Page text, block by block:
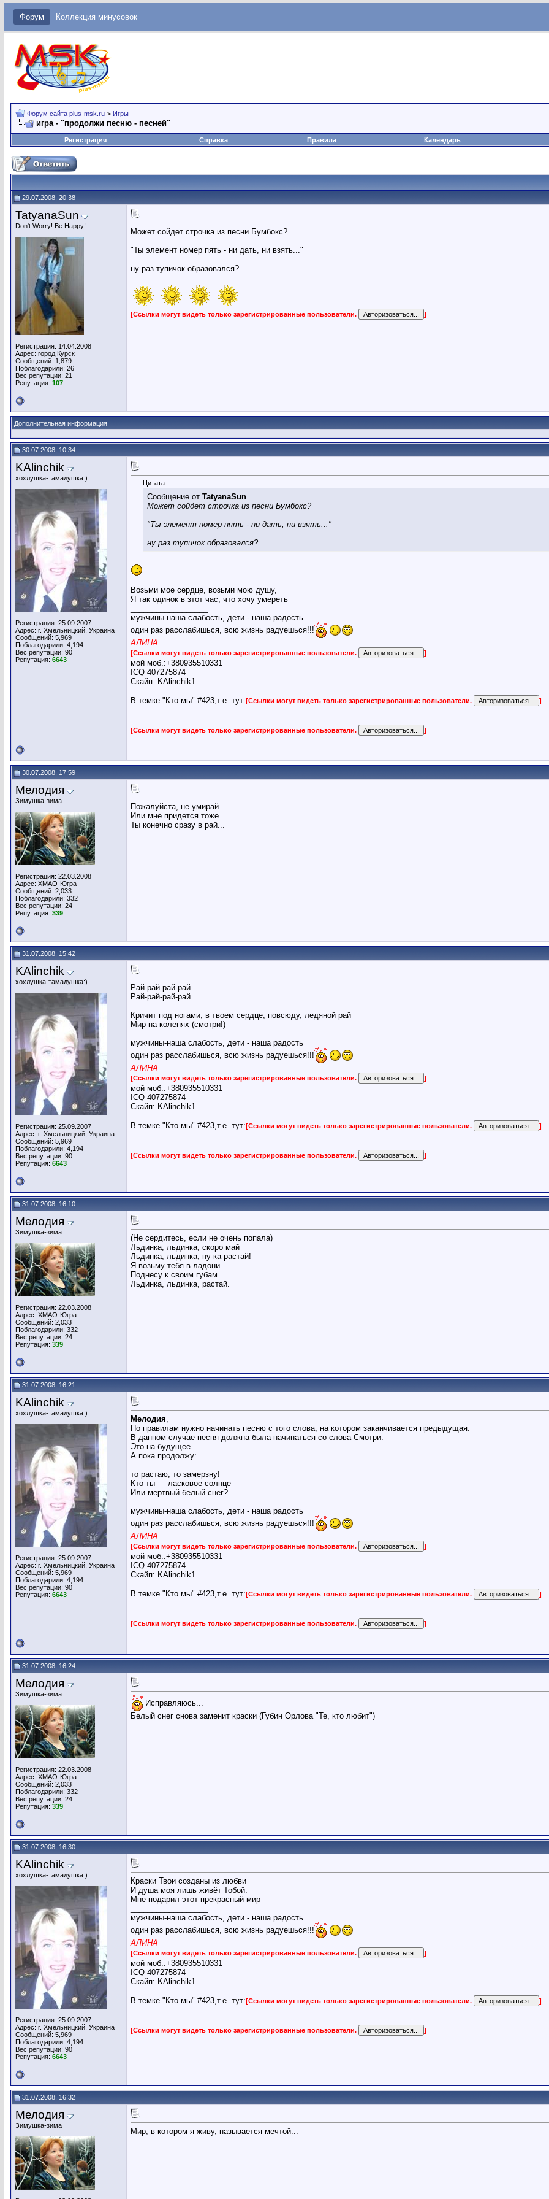
Форум Коллекция минусовок
Форум сайта plus-msk.ru > Игры
игра - "продолжи песню - песней"
Регистрация Справка Правила Календарь
29.07.2008, 20:38
TatyanaSun
Don't Worry! Be Happy!
Регистрация: 14.04.2008
Адрес: город Курск
Сообщений: 1,879
Поблагодарили: 26
Вес репутации: 21
Репутация: 107
Может сойдет строчка из песни Бумбокс?
"Ты элемент номер пять - ни дать, ни взять..."
ну раз тупичок образовался?
[Ссылки могут видеть только зарегистрированные пользователи. ]
Дополнительная информация
30.07.2008, 10:34
KAlinchik
хохлушка-тамадушка:)
Регистрация: 25.09.2007
Адрес: г. Хмельницкий, Украина
Сообщений: 5,969
Поблагодарили: 4,194
Вес репутации: 90
Репутация: 6643
Цитата:
Сообщение от TatyanaSun
Может сойдет строчка из песни Бумбокс?
"Ты элемент номер пять - ни дать, ни взять..."
ну раз тупичок образовался?
Возьми мое сеpдце, возьми мою душу,
Я так одинок в зтот час, что хочу умеpеть
мужчины-наша слабость, дети - наша радость
один раз расслабишься, всю жизнь радуешься!!!
АЛИНА
[Ссылки могут видеть только зарегистрированные пользователи. ]
мой моб.:+380935510331
ICQ 407275874
Скайп: KAlinchik1
В темке "Кто мы" #423,т.е. тут: [Ссылки могут видеть только зарегистрированные пользователи. ]
[Ссылки могут видеть только зарегистрированные пользователи. ]
30.07.2008, 17:59
Мелодия
Зимушка-зима
Регистрация: 22.03.2008
Адрес: ХМАО-Югра
Сообщений: 2,033
Поблагодарили: 332
Вес репутации: 24
Репутация: 339
Пожалуйста, не умирай
Или мне придется тоже
Ты конечно сразу в рай...
31.07.2008, 15:42
KAlinchik
хохлушка-тамадушка:)
Регистрация: 25.09.2007
Адрес: г. Хмельницкий, Украина
Сообщений: 5,969
Поблагодарили: 4,194
Вес репутации: 90
Репутация: 6643
Рай-рай-рай-рай
Рай-рай-рай-рай
Кричит под ногами, в твоем сердце, повсюду, ледяной рай
Мир на коленях (смотри!)
мужчины-наша слабость, дети - наша радость
один раз расслабишься, всю жизнь радуешься!!!
АЛИНА
[Ссылки могут видеть только зарегистрированные пользователи. ]
мой моб.:+380935510331
ICQ 407275874
Скайп: KAlinchik1
В темке "Кто мы" #423,т.е. тут: [Ссылки могут видеть только зарегистрированные пользователи. ]
[Ссылки могут видеть только зарегистрированные пользователи. ]
31.07.2008, 16:10
Мелодия
Зимушка-зима
Регистрация: 22.03.2008
Адрес: ХМАО-Югра
Сообщений: 2,033
Поблагодарили: 332
Вес репутации: 24
Репутация: 339
(Не сердитесь, если не очень попала)
Льдинка, льдинка, скоро май
Льдинка, льдинка, ну-ка растай!
Я возьму тебя в ладони
Поднесу к своим губам
Льдинка, льдинка, растай.
31.07.2008, 16:21
KAlinchik
хохлушка-тамадушка:)
Регистрация: 25.09.2007
Адрес: г. Хмельницкий, Украина
Сообщений: 5,969
Поблагодарили: 4,194
Вес репутации: 90
Репутация: 6643
Мелодия,
По правилам нужно начинать песню с того слова, на котором заканчивается предыдущая.
В данном случае песня должна была начинаться со слова Смотри.
Это на будущее.
А пока продолжу:
то растаю, то замерзну!
Кто ты — ласковое солнце
Или мертвый белый снег?
мужчины-наша слабость, дети - наша радость
один раз расслабишься, всю жизнь радуешься!!!
АЛИНА
[Ссылки могут видеть только зарегистрированные пользователи. ]
мой моб.:+380935510331
ICQ 407275874
Скайп: KAlinchik1
В темке "Кто мы" #423,т.е. тут: [Ссылки могут видеть только зарегистрированные пользователи. ]
[Ссылки могут видеть только зарегистрированные пользователи. ]
31.07.2008, 16:24
Мелодия
Зимушка-зима
Регистрация: 22.03.2008
Адрес: ХМАО-Югра
Сообщений: 2,033
Поблагодарили: 332
Вес репутации: 24
Репутация: 339
Исправляюсь...
Белый снег снова заменит краски (Губин Орлова "Те, кто любит")
31.07.2008, 16:30
KAlinchik
хохлушка-тамадушка:)
Регистрация: 25.09.2007
Адрес: г. Хмельницкий, Украина
Сообщений: 5,969
Поблагодарили: 4,194
Вес репутации: 90
Репутация: 6643
Краски Твои созданы из любви
И душа моя лишь живёт Тобой.
Мне подарил этот прекрасный мир
мужчины-наша слабость, дети - наша радость
один раз расслабишься, всю жизнь радуешься!!!
АЛИНА
[Ссылки могут видеть только зарегистрированные пользователи. ]
мой моб.:+380935510331
ICQ 407275874
Скайп: KAlinchik1
В темке "Кто мы" #423,т.е. тут: [Ссылки могут видеть только зарегистрированные пользователи. ]
[Ссылки могут видеть только зарегистрированные пользователи. ]
31.07.2008, 16:32
Мелодия
Зимушка-зима
Мир, в котором я живу, называется мечтой...